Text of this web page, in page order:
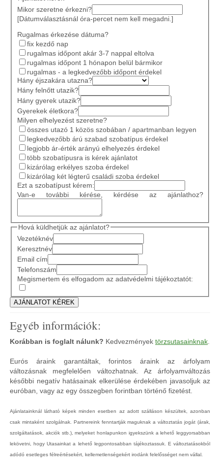
Mikor szeretne érkezni?
[Dátumválasztásnál óra-percet nem kell megadni.]
Rugalmas érkezése dátuma?
fix kezdő nap
rugalmas időpont akár 3-7 nappal eltolva
rugalmas időpont 1 hónapon belül bármikor
rugalmas - a legkedvezőbb időpont érdekel
Hány éjszakára utazna?
Hány felnőtt utazik?
Hány gyerek utazik?
Gyerekek életkora?
Milyen elhelyezést szeretne?
összes utazó 1 közös szobában / apartmanban legyen
legkedvezőbb árú szabad szobatípus érdekel
legjobb ár-érték arányú elhelyezés érdekel
több szobatípusra is kérek ajánlatot
kizárólag erkélyes szoba érdekel
kizárólag két légterű családi szoba érdekel
Ezt a szobatípust kérem:
Van-e további kérése, kérdése az ajánlathoz?
Hová küldhetjük az ajánlatot?
Vezetéknév
Keresztnév
Email cím
Telefonszám
Megismertem és elfogadom az adatvédelmi tájékoztatót:
Egyéb információk:
Korábban is foglalt nálunk? Kedvezmények törzsutasainknak.
Eurós áraink garantáltak, forintos áraink az árfolyam
változásnak megfelelően változhatnak. Az árfolyamváltozás
későbbi negatív hatásainak elkerülése érdekében javasoljuk az
euróban, vagy az egy összegben forintban történő fizetést.
Ajánlatainknál látható képek minden esetben az adott szálláson készültek, azonban
csak mintaként szolgálnak. Partnereink fenntartják maguknak a változtatás jogát (árak,
szolgáltatások, akciók stb.), melyeket honlapunkon igyekszünk a lehető leggyorsabban
lekövetni, hogy Utasainkat a lehető legpontosabban tájékoztassuk. E változtatásokból
adódó esetleges félreértésekért, kellemetlenségekért irodánk felelősséget nem vállal.